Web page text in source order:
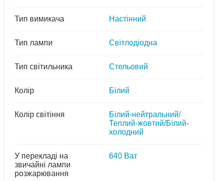
Тип вимикача Настінний
Тип лампи Світлодіодна
Тип світильника Стельовий
Колір Білий
Колір світіння
Білий-нейтральний/
Теплий-жовтий/Білий-
холодний
У перекладі на
звичайні лампи
розжарювання
640 Ват